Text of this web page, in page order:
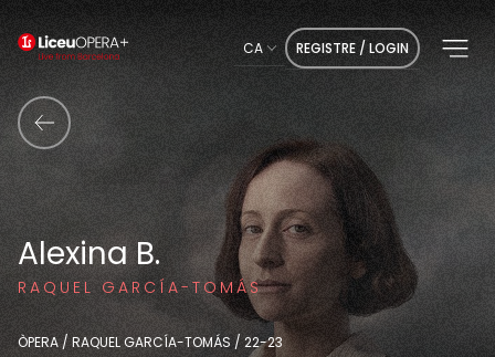
CA REGISTRE / LOGIN
Alexina B.
RAQUEL GARCÍA-TOMÁS
ÒPERA / RAQUEL GARCÍA-TOMÁS / 22-23